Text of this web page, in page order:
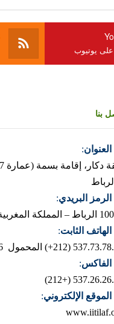
على يوتيوب
بنا
العنوان:
الرمز البريدي:
المغربية
الهاتف الثابت:
537.73.78.85
المحمول 666.47.73.56 (212+)
الفاكس:
537.26.26.42
الموقع الإلكتروني: